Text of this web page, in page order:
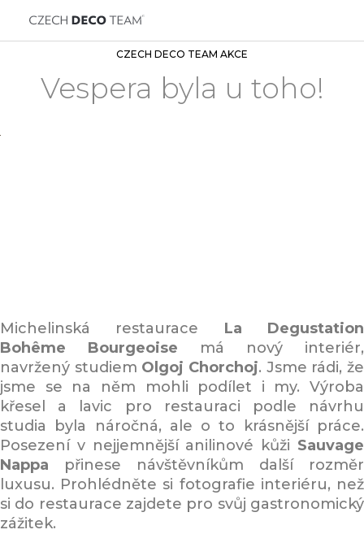
CZECH DECO TEAM AKCE
Vespera byla u toho!
Michelinská restaurace La Degustation
Bohême Bourgeoise má nový interiér,
navržený studiem Olgoj Chorchoj. Jsme rádi, že
jsme se na něm mohli podílet i my. Výroba
křesel a lavic pro restauraci podle návrhu
studia byla náročná, ale o to krásnější práce.
Posezení v nejjemnější anilinové kůži Sauvage
Nappa přinese návštěvníkům další rozměr
luxusu. Prohlédněte si fotografie interiéru, než
si do restaurace zajdete pro svůj gastronomický
zážitek.